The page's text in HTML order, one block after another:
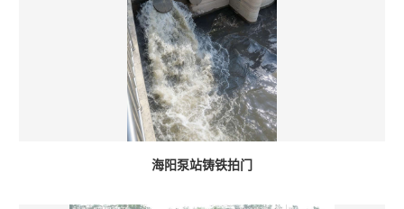
海阳泵站铸铁拍门